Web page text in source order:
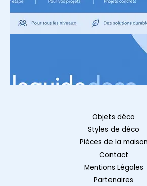
Objets déco
Styles de déco
Pièces de la maison
Contact
Mentions Légales
Partenaires